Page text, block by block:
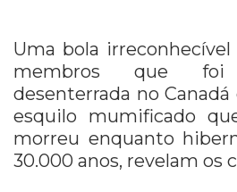
Uma bola
membros que foi
desenterrada no
esquilo mumificado
morreu enquanto
30.000 anos, revelam os